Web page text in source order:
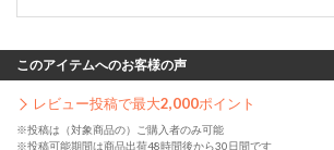
このアイテムへのお客様の声
レビュー投稿で最大2,000ポイント
※投稿は（対象商品の）ご購入者のみ可能
※投稿可能期間は商品出荷48時間後から30日間です